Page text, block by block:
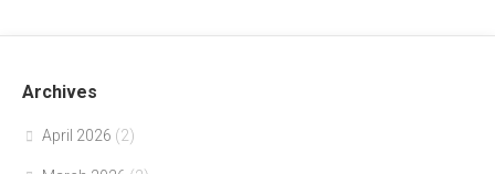
Archives
April 2026 (2)